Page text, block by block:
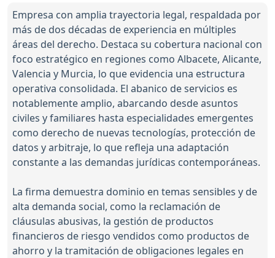
Empresa con amplia trayectoria legal, respaldada por
más de dos décadas de experiencia en múltiples
áreas del derecho. Destaca su cobertura nacional con
foco estratégico en regiones como Albacete, Alicante,
Valencia y Murcia, lo que evidencia una estructura
operativa consolidada. El abanico de servicios es
notablemente amplio, abarcando desde asuntos
civiles y familiares hasta especialidades emergentes
como derecho de nuevas tecnologías, protección de
datos y arbitraje, lo que refleja una adaptación
constante a las demandas jurídicas contemporáneas.
La firma demuestra dominio en temas sensibles y de
alta demanda social, como la reclamación de
cláusulas abusivas, la gestión de productos
financieros de riesgo vendidos como productos de
ahorro y la tramitación de obligaciones legales en